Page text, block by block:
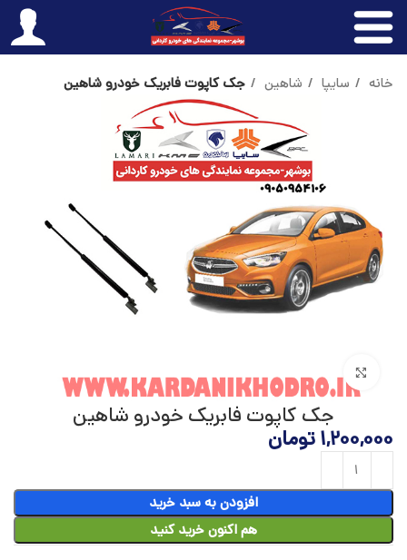
خانه سایپا شاهین جک کاپوت فابریک خودرو شاهین
جک کاپوت فابریک خودرو شاهین
1,200,000تومان
افزودن به سبد خرید
هم اکنون خرید کنید